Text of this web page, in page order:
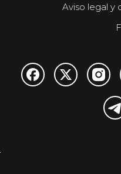
Aviso legal y